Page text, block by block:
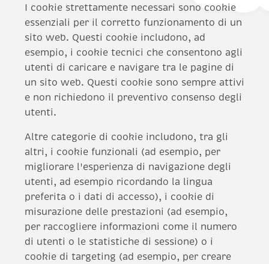
I cookie strettamente necessari sono cookie
essenziali per il corretto funzionamento di un
sito web. Questi cookie includono, ad
esempio, i cookie tecnici che consentono agli
utenti di caricare e navigare tra le pagine di
un sito web. Questi cookie sono sempre attivi
e non richiedono il preventivo consenso degli
utenti.
Altre categorie di cookie includono, tra gli
altri, i cookie funzionali (ad esempio, per
migliorare l'esperienza di navigazione degli
utenti, ad esempio ricordando la lingua
preferita o i dati di accesso), i cookie di
misurazione delle prestazioni (ad esempio,
per raccogliere informazioni come il numero
di utenti o le statistiche di sessione) o i
cookie di targeting (ad esempio, per creare